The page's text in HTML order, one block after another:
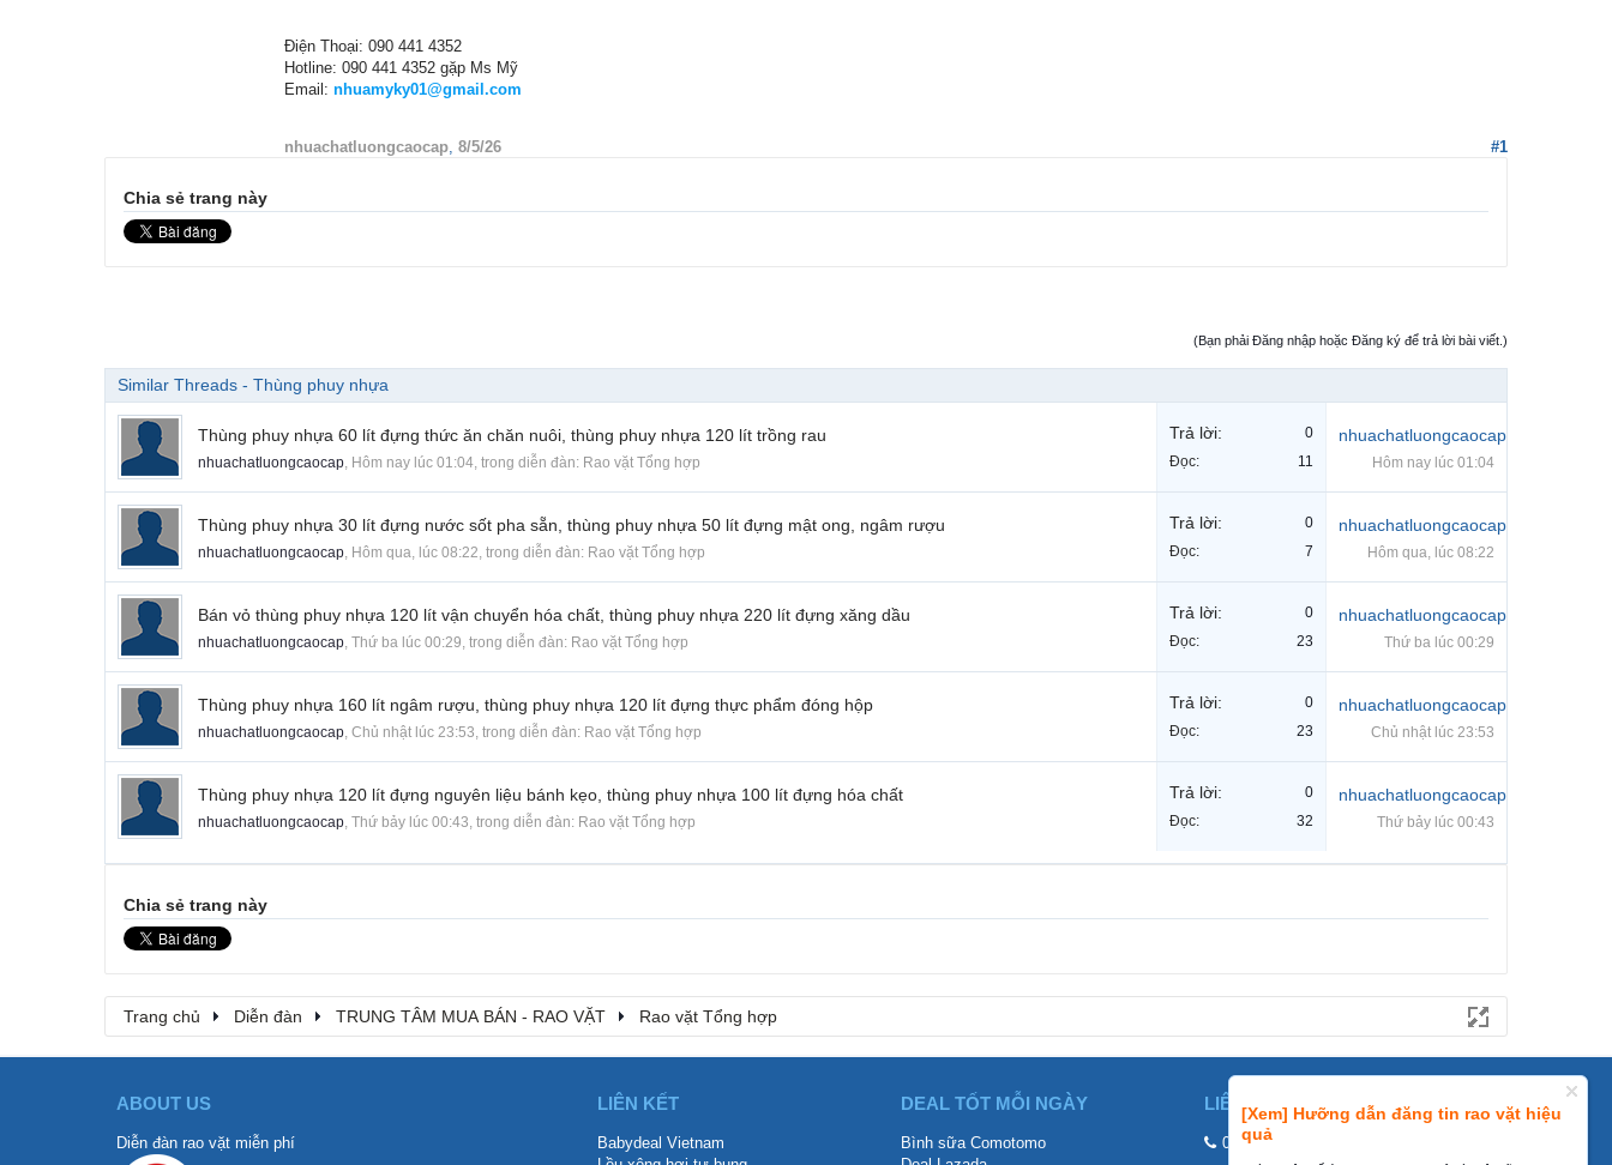
[Xem] Hưỡng dẫn đăng tin rao vặt hiệu
quả
Điện Thoại: 090 441 4352
Hotline: 090 441 4352 gặp Ms Mỹ
Email: nhuamyky01@gmail.com
nhuachatluongcaocap, 8/5/26 #1
Chia sẻ trang này
(Bạn phải Đăng nhập hoặc Đăng ký để trả lời bài viết.)
Similar Threads - Thùng phuy nhựa
Thùng phuy nhựa 60 lít đựng thức ăn chăn nuôi, thùng phuy nhựa 120 lít trồng rau
nhuachatluongcaocap, Hôm nay lúc 01:04, trong diễn đàn: Rao vặt Tổng hợp
Trả lời:
0
Đọc:
11
nhuachatluongcaocap
Hôm nay lúc 01:04
Thùng phuy nhựa 30 lít đựng nước sốt pha sẵn, thùng phuy nhựa 50 lít đựng mật ong, ngâm rượu
nhuachatluongcaocap, Hôm qua, lúc 08:22, trong diễn đàn: Rao vặt Tổng hợp
Trả lời:
0
Đọc:
7
nhuachatluongcaocap
Hôm qua, lúc 08:22
Bán vỏ thùng phuy nhựa 120 lít vận chuyển hóa chất, thùng phuy nhựa 220 lít đựng xăng dầu
nhuachatluongcaocap, Thứ ba lúc 00:29, trong diễn đàn: Rao vặt Tổng hợp
Trả lời:
0
Đọc:
23
nhuachatluongcaocap
Thứ ba lúc 00:29
Thùng phuy nhựa 160 lít ngâm rượu, thùng phuy nhựa 120 lít đựng thực phẩm đóng hộp
nhuachatluongcaocap, Chủ nhật lúc 23:53, trong diễn đàn: Rao vặt Tổng hợp
Trả lời:
0
Đọc:
23
nhuachatluongcaocap
Chủ nhật lúc 23:53
Thùng phuy nhựa 120 lít đựng nguyên liệu bánh kẹo, thùng phuy nhựa 100 lít đựng hóa chất
nhuachatluongcaocap, Thứ bảy lúc 00:43, trong diễn đàn: Rao vặt Tổng hợp
Trả lời:
0
Đọc:
32
nhuachatluongcaocap
Thứ bảy lúc 00:43
Chia sẻ trang này
Trang chủ Diễn đàn TRUNG TÂM MUA BÁN - RAO VẶT Rao vặt Tổng hợp
ABOUT US
Diễn đàn rao vặt miễn phí
LIÊN KẾT
Babydeal Vietnam
DEAL TỐT MỖI NGÀY
Bình sữa Comotomo
LIÊN HỆ
0858002468